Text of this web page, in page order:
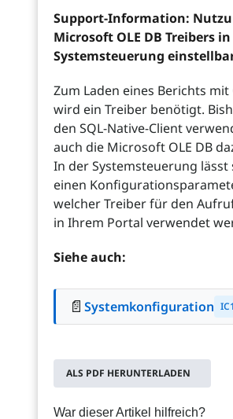
Support-Information:
Microsoft OLE DB Treibers
Systemsteuerung
Zum Laden eines Berichts
wird ein Treiber benötigt.
den SQL-Native-Client
auch die Microsoft OLE DB
In der Systemsteuerung lässt
einen
welcher Treiber für den
in Ihrem Portal verwendet
Siehe auch:
📄 Systemkonfiguration
ALS PDF HERUNTERLADEN
War dieser Artikel hilfreich?